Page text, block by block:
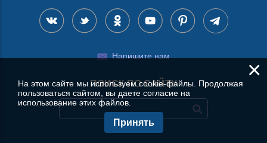
Напишите нам
ПОИСК ПО САЙТУ
×
На этом сайте мы используем cookie-файлы. Продолжая
пользоваться сайтом, вы даете согласие на
использование этих файлов.
Принять